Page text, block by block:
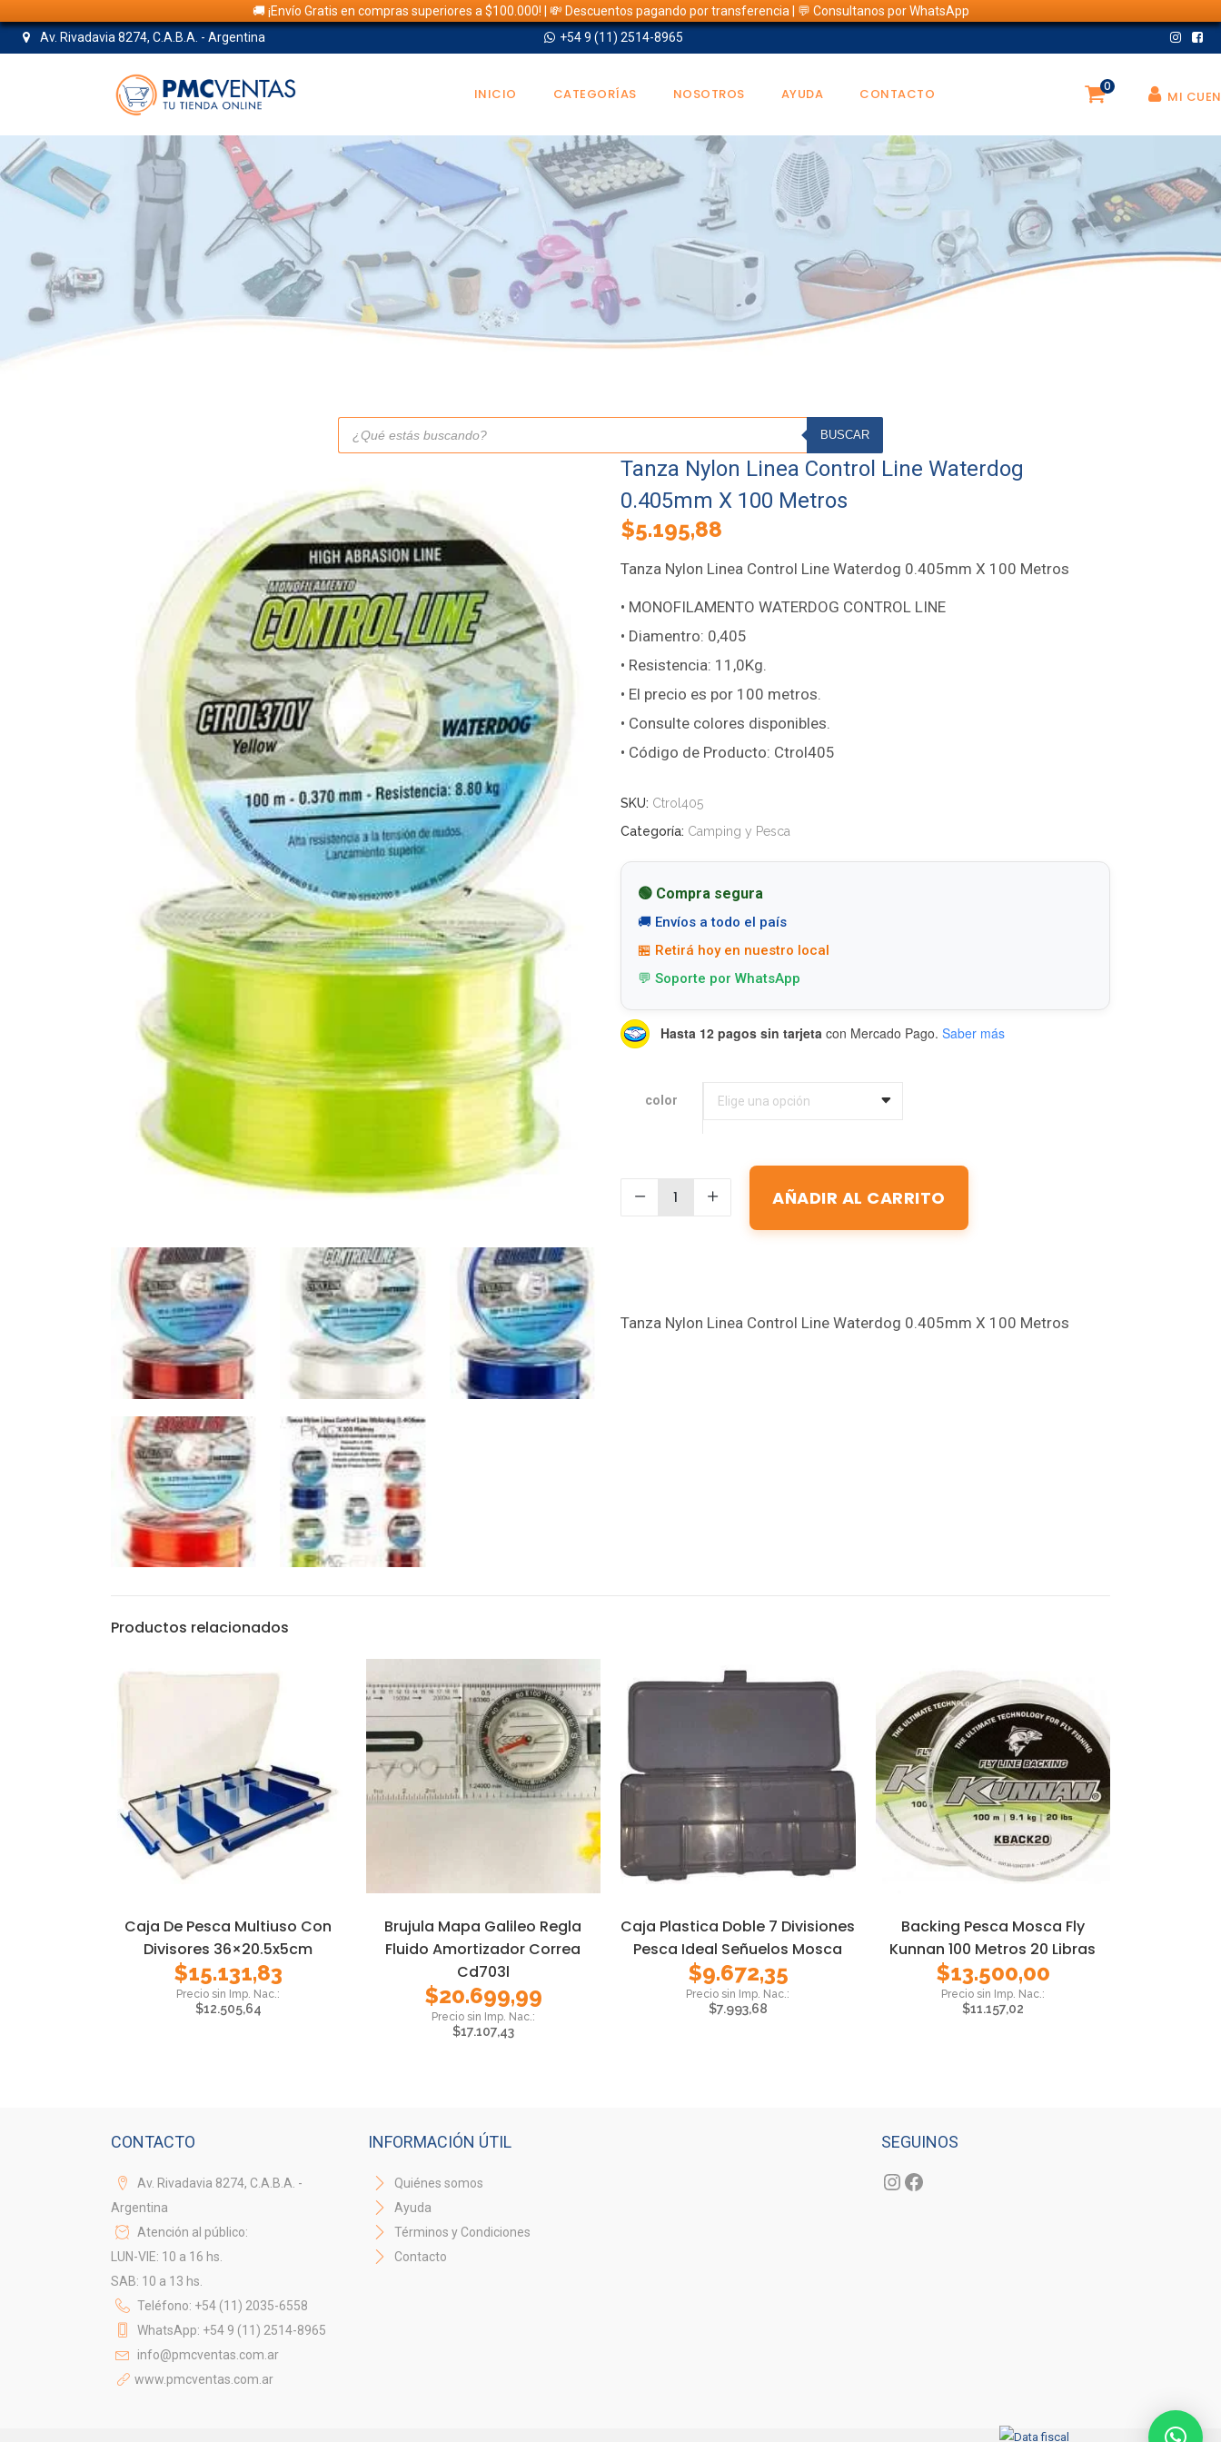
🚚 ¡Envío Gratis en compras superiores a $100.000! | 💸 Descuentos pagando por transferencia | 💬 Consultanos por WhatsApp
Av. Rivadavia 8274, C.A.B.A. - Argentina
+54 9 (11) 2514-8965
INICIO CATEGORÍAS NOSOTROS AYUDA CONTACTO MI
0
TIENDA
Búsqueda
productos
BUSCAR
Tanza Nylon Linea Control Line Waterdog
0.405mm X 100 Metros
$5.195,88
Tanza Nylon Linea Control Line Waterdog 0.405mm X 100 Metros
• MONOFILAMENTO WATERDOG CONTROL LINE
• Diamentro: 0,405
• Resistencia: 11,0Kg.
• El precio es por 100 metros.
• Consulte colores disponibles.
• Código de Producto: Ctrol405
SKU: Ctrol405
Categoría: Camping y Pesca
🟢 Compra segura
🚚 Envíos a todo el país
🏪 Retirá hoy en nuestro local
💬 Soporte por WhatsApp
Hasta 12 pagos sin tarjeta con Mercado Pago. Saber más
color Elige una opción
color
AÑADIR AL CARRITO
Tanza Nylon Linea Control Line Waterdog 0.405mm X 100 Metros
Productos relacionados
Caja De Pesca Multiuso Con
Divisores 36×20.5x5cm
$15.131,83
$12.505,64
Brujula Mapa Galileo Regla
Fluido Amortizador Correa
Cd703l
$20.699,99
$17.107,43
Caja Plastica Doble 7 Divisiones
Pesca Ideal Señuelos Mosca
$9.672,35
$7.993,68
Backing Pesca Mosca Fly
Kunnan 100 Metros 20 Libras
$13.500,00
$11.157,02
CONTACTO
Av. Rivadavia 8274, C.A.B.A. -
Argentina
Atención al público:
LUN-VIE: 10 a 16 hs.
SAB: 10 a 13 hs.
Teléfono: +54 (11) 2035-6558
WhatsApp: +54 9 (11) 2514-8965
info@pmcventas.com.ar
www.pmcventas.com.ar
INFORMACIÓN ÚTIL
Quiénes somos
Ayuda
Términos y Condiciones
Contacto
SEGUINOS
Instagram
Facebook